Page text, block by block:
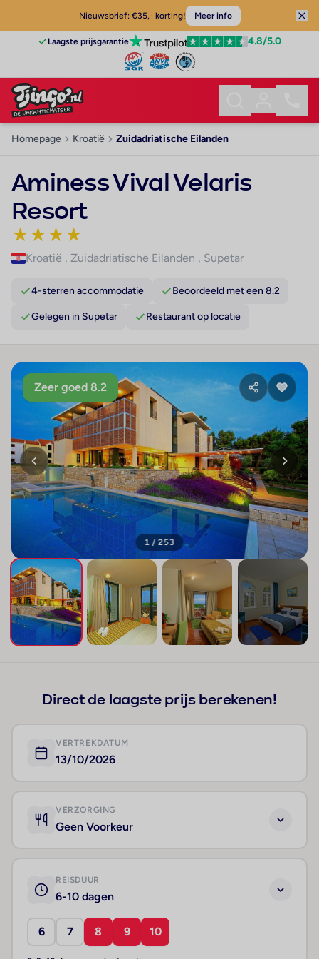
Nieuwsbrief: €35,- korting! Meer info
Laagste prijsgarantie 4.8/5.0
Homepage Kroatië Zuidadriatische Eilanden
Aminess Vival Velaris
Resort
★★★★
Kroatië , Zuidadriatische Eilanden , Supetar
4-sterren accommodatie Beoordeeld met een 8.2
Gelegen in Supetar Restaurant op locatie
Zeer goed 8.2
1 / 253
Direct de laagste prijs berekenen!
VERTREKDATUM
13/10/2026
VERZORGING
Geen Voorkeur
REISDUUR
6-10 dagen
6 7 8 9 10